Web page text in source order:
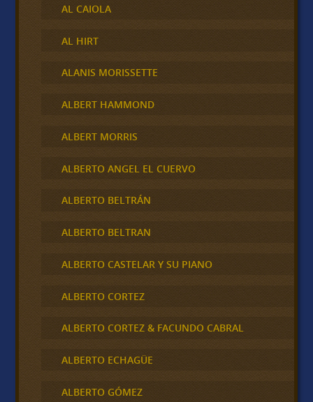
AL CAIOLA
AL HIRT
ALANIS MORISSETTE
ALBERT HAMMOND
ALBERT MORRIS
ALBERTO ANGEL EL CUERVO
ALBERTO BELTRÁN
ALBERTO BELTRAN
ALBERTO CASTELAR Y SU PIANO
ALBERTO CORTEZ
ALBERTO CORTEZ & FACUNDO CABRAL
ALBERTO ECHAGÜE
ALBERTO GÓMEZ